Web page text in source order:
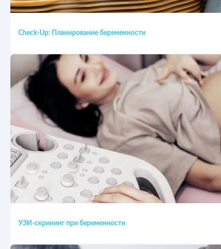
Check-Up: Планирование беременности
УЗИ-скрининг при беременности